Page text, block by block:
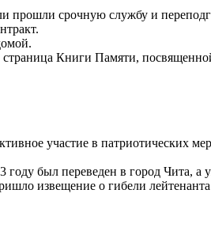
прошли срочную службу и
Книги Памяти,
участие в патриотических
был переведен в город Чита, а
извещение о гибели